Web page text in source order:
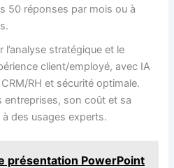
50 réponses par mois ou à
l’analyse stratégique et le
client/employé, avec IA
RH et sécurité optimale.
entreprises, son coût et sa
des usages experts.
présentation PowerPoint